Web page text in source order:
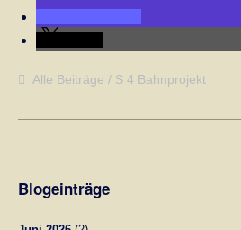
Alle Beiträge S 4 Bahnprojekt
Blogeinträge